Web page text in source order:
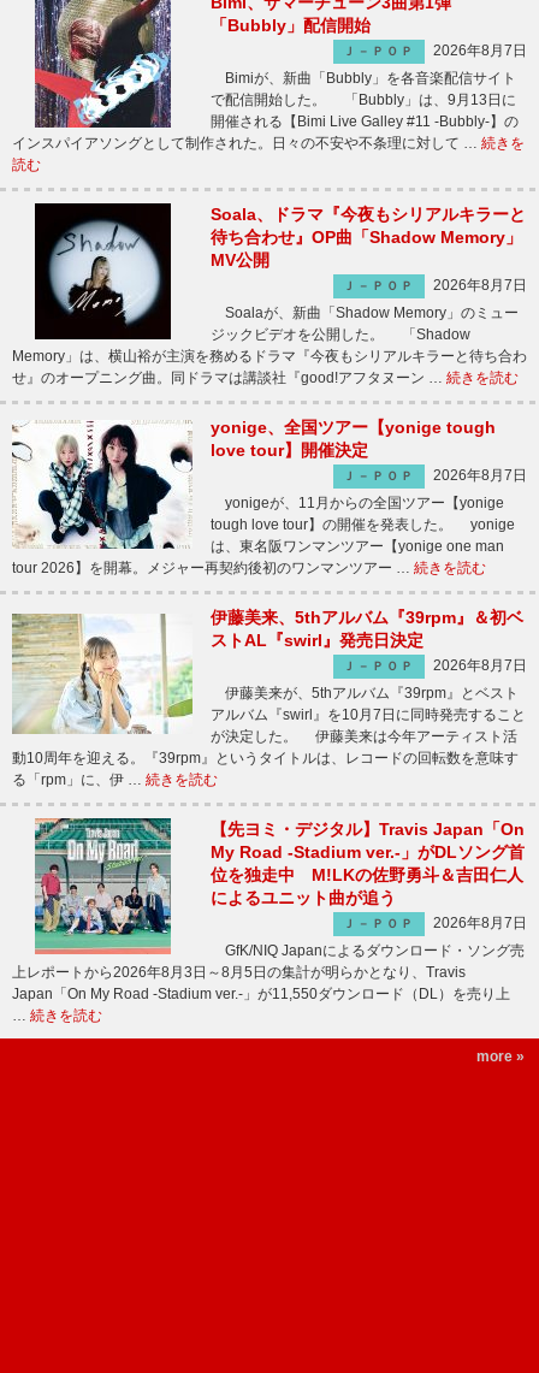
「Bubbly」配信開始
Ｊ－ＰＯＰ
2026年8月7日
Bimiが、新曲「Bubbly」を各音楽配信サイト
で配信開始した。 「Bubbly」は、9月13日に
開催される【Bimi Live Galley #11 -Bubbly-】の
インスパイアソングとして制作された。日々の不安や不条理に対して … 続きを
読む
Soala、ドラマ『今夜もシリアルキラーと
待ち合わせ』OP曲「Shadow Memory」
MV公開
Ｊ－ＰＯＰ
2026年8月7日
Soalaが、新曲「Shadow Memory」のミュー
ジックビデオを公開した。 「Shadow
Memory」は、横山裕が主演を務めるドラマ『今夜もシリアルキラーと待ち合わ
せ』のオープニング曲。同ドラマは講談社『good!アフタヌーン … 続きを読む
yonige、全国ツアー【yonige tough
love tour】開催決定
Ｊ－ＰＯＰ
2026年8月7日
yonigeが、11月からの全国ツアー【yonige
tough love tour】の開催を発表した。 yonige
は、東名阪ワンマンツアー【yonige one man
tour 2026】を開幕。メジャー再契約後初のワンマンツアー … 続きを読む
伊藤美来、5thアルバム『39rpm』＆初ベ
ストAL『swirl』発売日決定
Ｊ－ＰＯＰ
2026年8月7日
伊藤美来が、5thアルバム『39rpm』とベスト
アルバム『swirl』を10月7日に同時発売すること
が決定した。 伊藤美来は今年アーティスト活
動10周年を迎える。『39rpm』というタイトルは、レコードの回転数を意味す
る「rpm」に、伊 … 続きを読む
【先ヨミ・デジタル】Travis Japan「On
My Road -Stadium ver.-」がDLソング首
位を独走中 M!LKの佐野勇斗＆吉田仁人
によるユニット曲が追う
Ｊ－ＰＯＰ
2026年8月7日
GfK/NIQ Japanによるダウンロード・ソング売
上レポートから2026年8月3日～8月5日の集計が明らかとなり、Travis
Japan「On My Road -Stadium ver.-」が11,550ダウンロード（DL）を売り上
… 続きを読む
more »